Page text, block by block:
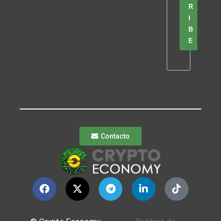
R
B
E
Contacto